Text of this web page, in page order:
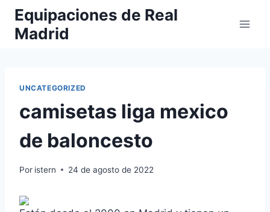
Saltar
contenido
Equipaciones de Real
Madrid
UNCATEGORIZED
camisetas liga mexico
de baloncesto
Por istern 24 de agosto de 2022